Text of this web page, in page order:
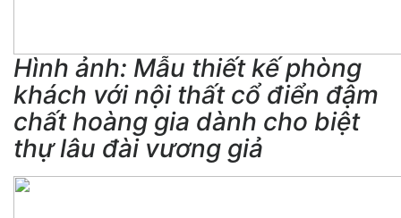
Hình ảnh: Mẫu thiết kế phòng
khách với nội thất cổ điển đậm
chất hoàng gia dành cho biệt
thự lâu đài vương giả